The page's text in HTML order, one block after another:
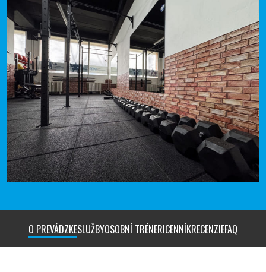
O PREVÁDZKESLUŽBYOSOBNÍ TRÉNERICENNÍKRECENZIEFAQ